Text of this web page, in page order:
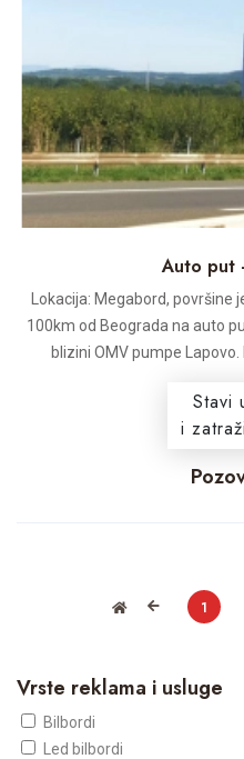
Auto put
Lokacija: Megabord, površine
100km od Beograda na auto
blizini OMV pumpe Lapovo.
Stavi
i
1
Vrste reklama i usluge
Bilbordi
Led bilbordi